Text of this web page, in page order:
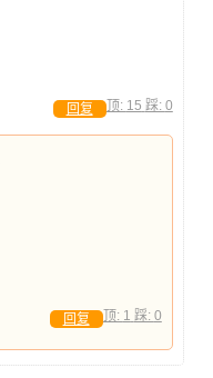
顶: 15 踩: 0
回复
顶: 1 踩: 0
回复